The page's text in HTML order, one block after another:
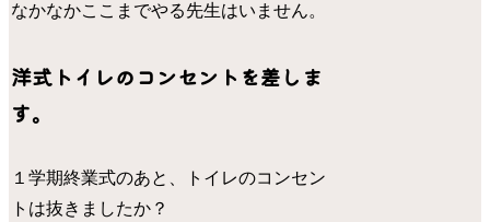
なかなかここまでやる先生はいません。
洋式トイレのコンセントを差しま
す。
１学期終業式のあと、トイレのコンセン
トは抜きましたか？